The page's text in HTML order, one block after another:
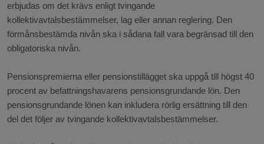
erbjudas om det krävs enligt tvingande
kollektivavtalsbestämmelser, lag eller annan reglering. Den
förmånsbestämda nivån ska i sådana fall vara begränsad till den
obligatoriska nivån.
Pensionspremierna eller pensionstillägget ska uppgå till högst 40
procent av befattningshavarens pensionsgrundande lön. Den
pensionsgrundande lönen kan inkludera rörlig ersättning till den
del det följer av tvingande kollektivavtalsbestämmelser.